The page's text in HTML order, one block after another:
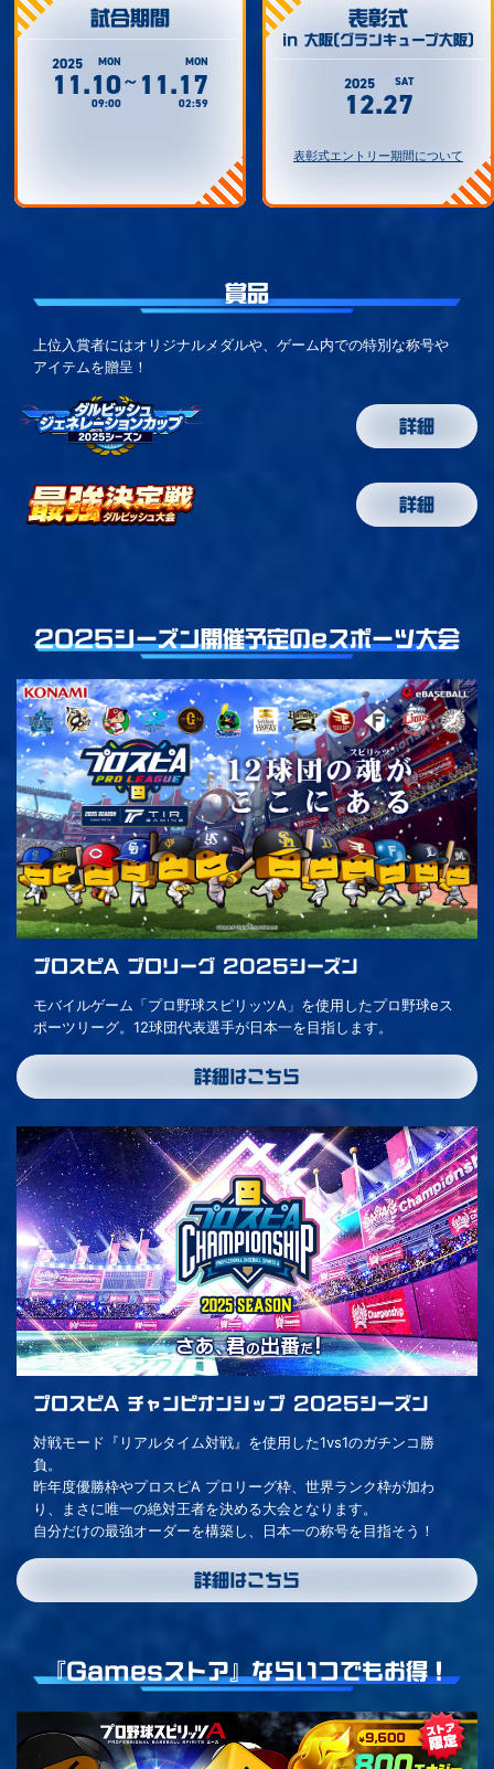
試合期間
2025
11.10
MON
09:00
～ 11.17
MON
02:59
表彰式
in 大阪(グランキューブ大阪)
2025
12.27
SAT
表彰式エントリー期間について
賞品
上位入賞者にはオリジナルメダルや、ゲーム内での特別な称号や
アイテムを贈呈！
詳細
詳細
2025シーズン開催予定のeスポーツ大会
プロスピA プロリーグ 2025シーズン
モバイルゲーム「プロ野球スピリッツA」を使用したプロ野球eス
ポーツリーグ。12球団代表選手が日本一を目指します。
詳細はこちら
プロスピA チャンピオンシップ 2025シーズン
対戦モード『リアルタイム対戦』を使用した1vs1のガチンコ勝
負。
昨年度優勝枠やプロスピA プロリーグ枠、世界ランク枠が加わ
り、まさに唯一の絶対王者を決める大会となります。
自分だけの最強オーダーを構築し、日本一の称号を目指そう！
詳細はこちら
『Gamesストア』ならいつでもお得！